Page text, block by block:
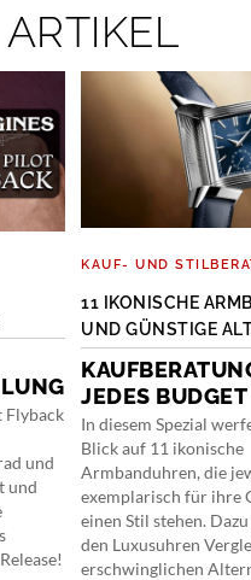
Flyback
und
und
KAUF- UND
11 IKONISCHE
UND GÜNSTIGE
JEDES BUDGET
In diesem Spezial
Blick auf 11 ikonische
Armbanduhren, die
exemplarisch für ihre
einen Stil stehen.
den Luxusuhren
erschwinglichen